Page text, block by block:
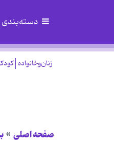
دسته‌بندی
زنان‌وخانواده
صفحه اصلی